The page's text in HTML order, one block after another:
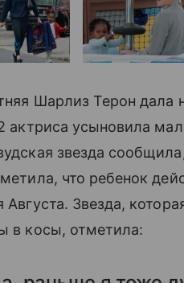
Шарлиз Терон дала
актриса усыновила
звезда
что ребенок
Августа. Звезда,
в косы, отметила: